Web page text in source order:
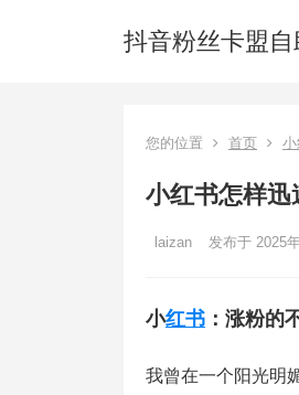
抖音粉丝卡盟
您的位置 首页
小红书怎样
laizan 发布于 2025
小红书 ：涨粉的
我曾在一个阳光明